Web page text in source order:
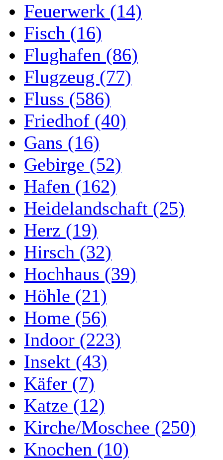
Feuerwerk (14)
Fisch (16)
Flughafen (86)
Flugzeug (77)
Fluss (586)
Friedhof (40)
Gans (16)
Gebirge (52)
Hafen (162)
Heidelandschaft (25)
Herz (19)
Hirsch (32)
Hochhaus (39)
Höhle (21)
Home (56)
Indoor (223)
Insekt (43)
Käfer (7)
Katze (12)
Kirche/Moschee (250)
Knochen (10)